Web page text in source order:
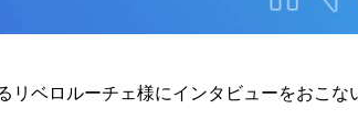
リベロルーチェ様にインタビューをおこな